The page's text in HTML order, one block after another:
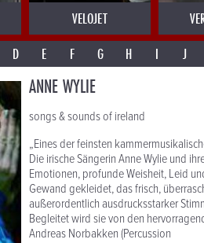
VELOJET
D E F G H I J
ANNE WYLIE
songs & sounds of ireland
„Eines der feinsten
Die irische Sängerin Anne Wylie und
Emotionen, profunde Weisheit, Leid
Gewand gekleidet, das frisch,
außerordentlich ausdrucksstarker
Begleitet wird sie von den
Andreas Norbakken (Percussion